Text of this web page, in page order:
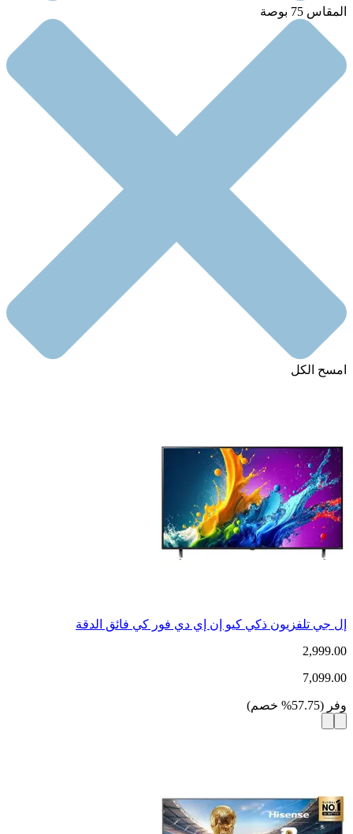
المقاس 75 بوصة
امسح الكل
إل جي تلفزيون ذكي كيو إن إي دي فور كي فائق الدقة
2,999.00
7,099.00
وفر (
57.75
% خصم)